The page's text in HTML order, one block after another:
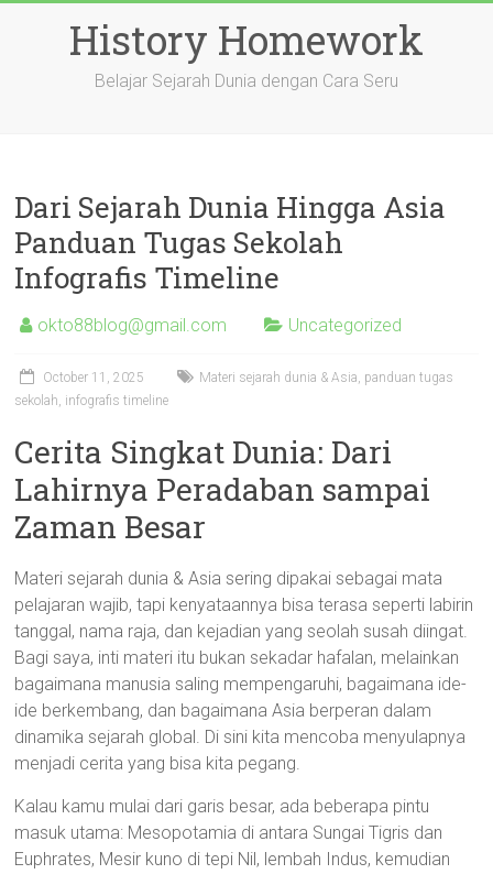
History Homework
Belajar Sejarah Dunia dengan Cara Seru
Dari Sejarah Dunia Hingga Asia
Panduan Tugas Sekolah
Infografis Timeline
okto88blog@gmail.com Uncategorized
October 11, 2025
Materi sejarah dunia & Asia, panduan tugas
sekolah, infografis timeline
Cerita Singkat Dunia: Dari
Lahirnya Peradaban sampai
Zaman Besar
Materi sejarah dunia & Asia sering dipakai sebagai mata
pelajaran wajib, tapi kenyataannya bisa terasa seperti labirin
tanggal, nama raja, dan kejadian yang seolah susah diingat.
Bagi saya, inti materi itu bukan sekadar hafalan, melainkan
bagaimana manusia saling mempengaruhi, bagaimana ide-
ide berkembang, dan bagaimana Asia berperan dalam
dinamika sejarah global. Di sini kita mencoba menyulapnya
menjadi cerita yang bisa kita pegang.
Kalau kamu mulai dari garis besar, ada beberapa pintu
masuk utama: Mesopotamia di antara Sungai Tigris dan
Euphrates, Mesir kuno di tepi Nil, lembah Indus, kemudian